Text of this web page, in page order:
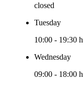
closed
Tuesday
10:00 - 19:30 h
Wednesday
09:00 - 18:00 h